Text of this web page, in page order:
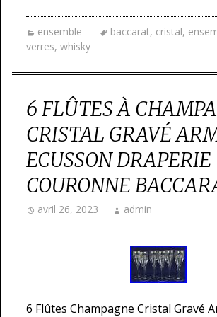
ensemble baccarat, cristal,
verres, whisky
6 FLÛTES À
CRISTAL GRAVÉ
ECUSSON DRAPERIE
COURONNE
avril 26, 2023 admin
6 Flûtes Champagne Cristal Gravé